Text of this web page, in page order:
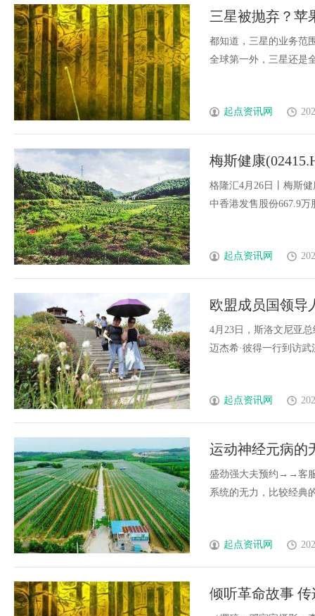
三星被抛弃？苹
迎“大洗牌”
都知道，三星的业务范
全球第一外，三星还是
起点资讯网
梅斯健康
每股9.1港元
格隆汇4月26日丨梅斯
中香港发售股份667.9
起点资讯网
欧盟成员国领导
事宜
4月23日，斯洛文尼亚
迈杰希·彼得一行到访武
起点资讯网
运动神经元病的
盛劲强大夫预约→→客服
系统的无力，比较经典
起点资讯网
倾听革命故事